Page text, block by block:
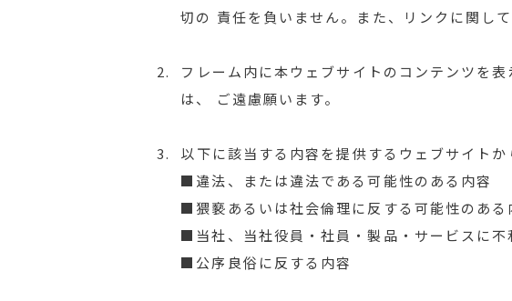
切の 責任を負いません。また、リンクに関し
2.
フレーム内に本ウェブサイトのコンテンツを
は、 ご遠慮願います。
3.
以下に該当する内容を提供するウェブサイトか
■違法、または違法である可能性のある内容
■猥褻あるいは社会倫理に反する可能性のある
■当社、当社役員・社員・製品・サービスに
■公序良俗に反する内容